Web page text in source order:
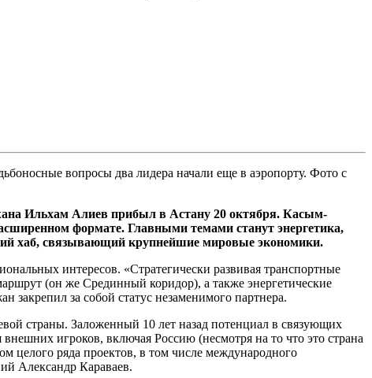
вопросы два лидера начали еще в аэропорту. Фото с
Ильхам Алиев прибыл в Астану 20 октября. Касым-
формате. Главными темами станут энергетика,
хаб, связывающий крупнейшие мировые экономики.
интересов. «Стратегически развивая транспортные
(он же Срединный коридор), а также энергетические
за собой статус незаменимого партнера.
страны. Заложенный 10 лет назад потенциал в связующих
игроков, включая Россию (несмотря на то что это страна
целого ряда проектов, в том числе международного
Александр Караваев.